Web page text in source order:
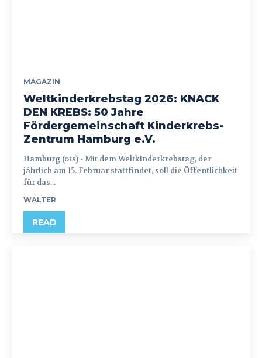
MAGAZIN
Weltkinderkrebstag 2026: KNACK
DEN KREBS: 50 Jahre
Fördergemeinschaft Kinderkrebs-
Zentrum Hamburg e.V.
Hamburg (ots) - Mit dem Weltkinderkrebstag, der
jährlich am 15. Februar stattfindet, soll die Öffentlichkeit
für das...
WALTER
READ